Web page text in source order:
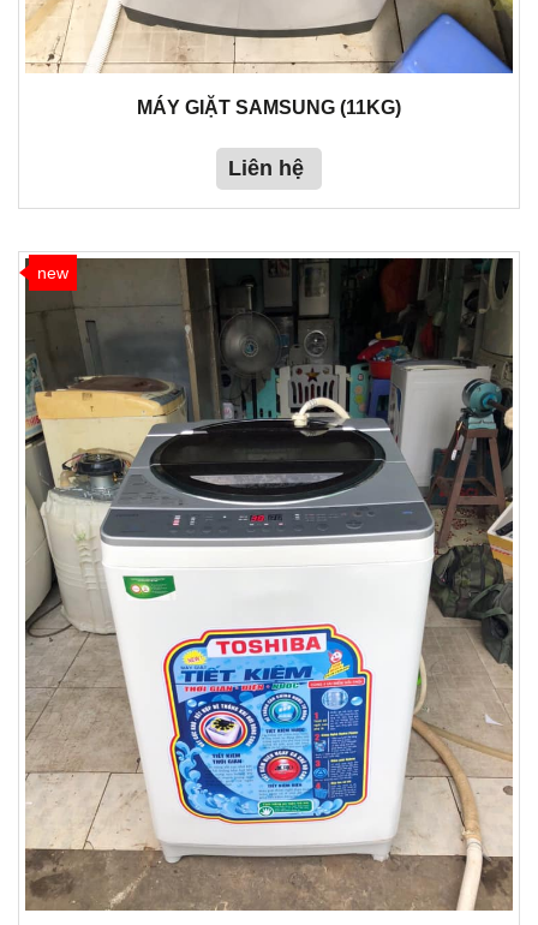
MÁY GIẶT SAMSUNG (11KG)
Liên hệ
new